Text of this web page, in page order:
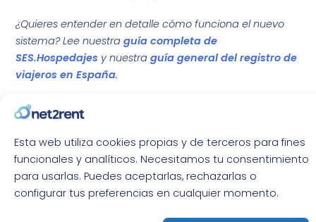
Esta web utiliza cookies propias y de terceros para fines
funcionales y analíticos. Necesitamos tu consentimiento
para usarlas. Puedes aceptarlas, rechazarlas o
configurar tus preferencias en cualquier momento.
¿Quieres entender en detalle cómo funciona el nuevo
sistema? Lee nuestraguía completa de
SES.Hospedajes y nuestraguía general del registro de
viajeros en España.
Twitter LinkedIn
WhatsApp Telegram